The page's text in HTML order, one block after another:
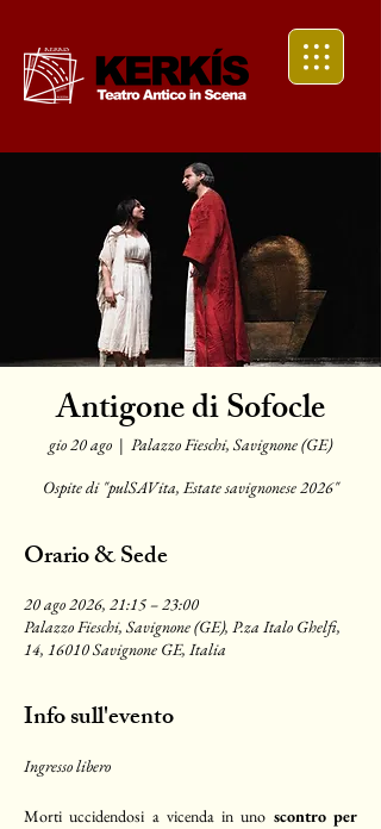
Antigone di Sofocle
gio 20 ago
  |
Palazzo Fieschi, Savignone (GE)
Ospite di "pulSAVita, Estate savignonese 2026"
Orario & Sede
20 ago 2026, 21:15 – 23:00
Palazzo Fieschi, Savignone (GE), P.za Italo Ghelfi,
14, 16010 Savignone GE, Italia
Info sull'evento
Ingresso libero
Morti uccidendosi a vicenda in uno scontro per